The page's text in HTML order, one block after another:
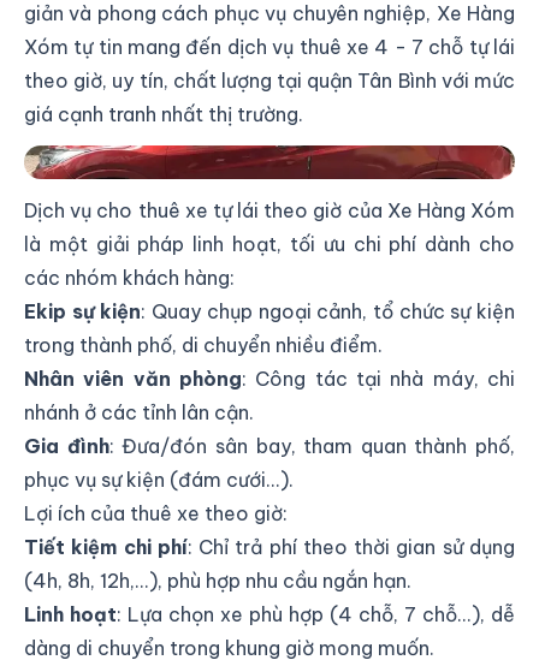
giản và phong cách phục vụ chuyên nghiệp, Xe Hàng
Xóm tự tin mang đến dịch vụ thuê xe 4 - 7 chỗ tự lái
theo giờ, uy tín, chất lượng tại quận Tân Bình với mức
giá cạnh tranh nhất thị trường.
Thuê xe tự lái HRV tại quận Tân Bình - Xe Hàng Xóm
Dịch vụ cho thuê xe tự lái theo giờ của Xe Hàng Xóm
là một giải pháp linh hoạt, tối ưu chi phí dành cho
các nhóm khách hàng:
Ekip sự kiện: Quay chụp ngoại cảnh, tổ chức sự kiện
trong thành phố, di chuyển nhiều điểm.
Nhân viên văn phòng: Công tác tại nhà máy, chi
nhánh ở các tỉnh lân cận.
Gia đình: Đưa/đón sân bay, tham quan thành phố,
phục vụ sự kiện (đám cưới...).
Lợi ích của thuê xe theo giờ:
Tiết kiệm chi phí: Chỉ trả phí theo thời gian sử dụng
(4h, 8h, 12h,...), phù hợp nhu cầu ngắn hạn.
Linh hoạt: Lựa chọn xe phù hợp (4 chỗ, 7 chỗ...), dễ
dàng di chuyển trong khung giờ mong muốn.